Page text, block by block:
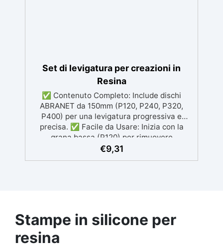
Set di levigatura per creazioni in
Resina
✅ Contenuto Completo: Include dischi
ABRANET da 150mm (P120, P240, P320,
P400) per una levigatura progressiva e
precisa. ✅ Facile da Usare: Inizia con la
grana bassa (P120) per rimuovere
imperfezioni e passa progressivamente a
Gelcoat 3M per una superficie liscia e lucida,
o ottenere una finitura satinata con Olio
Cera Dura Satinata della Osmo. ✅ Ideale
€9,31
Stampe in silicone per
resina